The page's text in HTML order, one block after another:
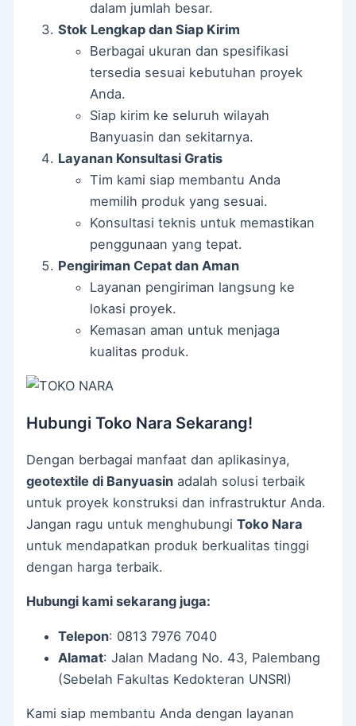
dalam jumlah besar.
Stok Lengkap dan Siap Kirim
Berbagai ukuran dan spesifikasi
tersedia sesuai kebutuhan proyek
Anda.
Siap kirim ke seluruh wilayah
Banyuasin dan sekitarnya.
Layanan Konsultasi Gratis
Tim kami siap membantu Anda
memilih produk yang sesuai.
Konsultasi teknis untuk memastikan
penggunaan yang tepat.
Pengiriman Cepat dan Aman
Layanan pengiriman langsung ke
lokasi proyek.
Kemasan aman untuk menjaga
kualitas produk.
Hubungi Toko Nara Sekarang!
Dengan berbagai manfaat dan aplikasinya,
geotextile di Banyuasin adalah solusi terbaik
untuk proyek konstruksi dan infrastruktur Anda.
Jangan ragu untuk menghubungiToko Nara
untuk mendapatkan produk berkualitas tinggi
dengan harga terbaik.
Hubungi kami sekarang juga:
Telepon: 0813 7976 7040
Alamat: Jalan Madang No. 43, Palembang
(Sebelah Fakultas Kedokteran UNSRI)
Kami siap membantu Anda dengan layanan